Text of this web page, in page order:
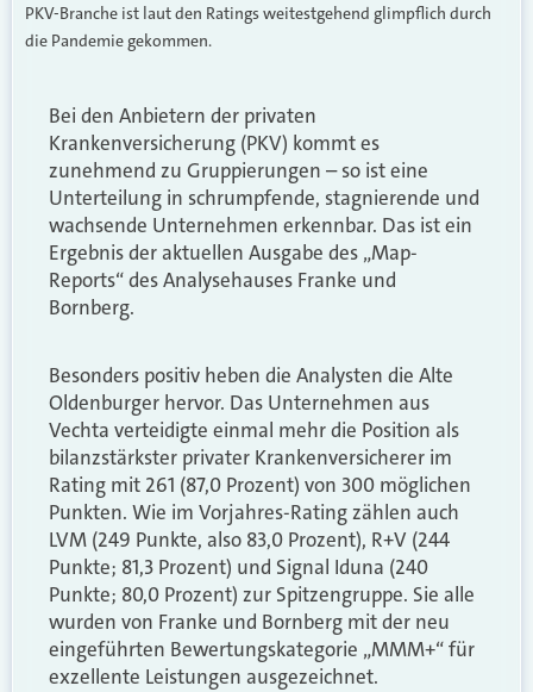
PKV-Branche ist laut den Ratings weitestgehend glimpflich durch
die Pandemie gekommen.
Bei den Anbietern der privaten
Krankenversicherung (PKV) kommt es
zunehmend zu Gruppierungen – so ist eine
Unterteilung in schrumpfende, stagnierende und
wachsende Unternehmen erkennbar. Das ist ein
Ergebnis der aktuellen Ausgabe des „Map-
Reports“ des Analysehauses Franke und
Bornberg.
Besonders positiv heben die Analysten die Alte
Oldenburger hervor. Das Unternehmen aus
Vechta verteidigte einmal mehr die Position als
bilanzstärkster privater Krankenversicherer im
Rating mit 261 (87,0 Prozent) von 300 möglichen
Punkten. Wie im Vorjahres-Rating zählen auch
LVM (249 Punkte, also 83,0 Prozent), R+V (244
Punkte; 81,3 Prozent) und Signal Iduna (240
Punkte; 80,0 Prozent) zur Spitzengruppe. Sie alle
wurden von Franke und Bornberg mit der neu
eingeführten Bewertungskategorie „MMM+“ für
exzellente Leistungen ausgezeichnet.